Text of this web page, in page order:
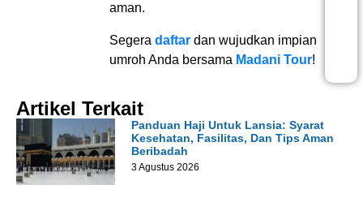
aman.
Segera daftardan wujudkan impian
umroh Anda bersama Madani Tour!
Artikel Terkait
Panduan Haji Untuk Lansia: Syarat
Kesehatan, Fasilitas, Dan Tips Aman
Beribadah
3 Agustus 2026